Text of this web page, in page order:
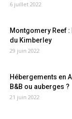
6 juillet 2022
Montgomery Reef
du Kimberley
29 juin 2022
Hébergements en
B&B ou auberges ?
21 juin 2022